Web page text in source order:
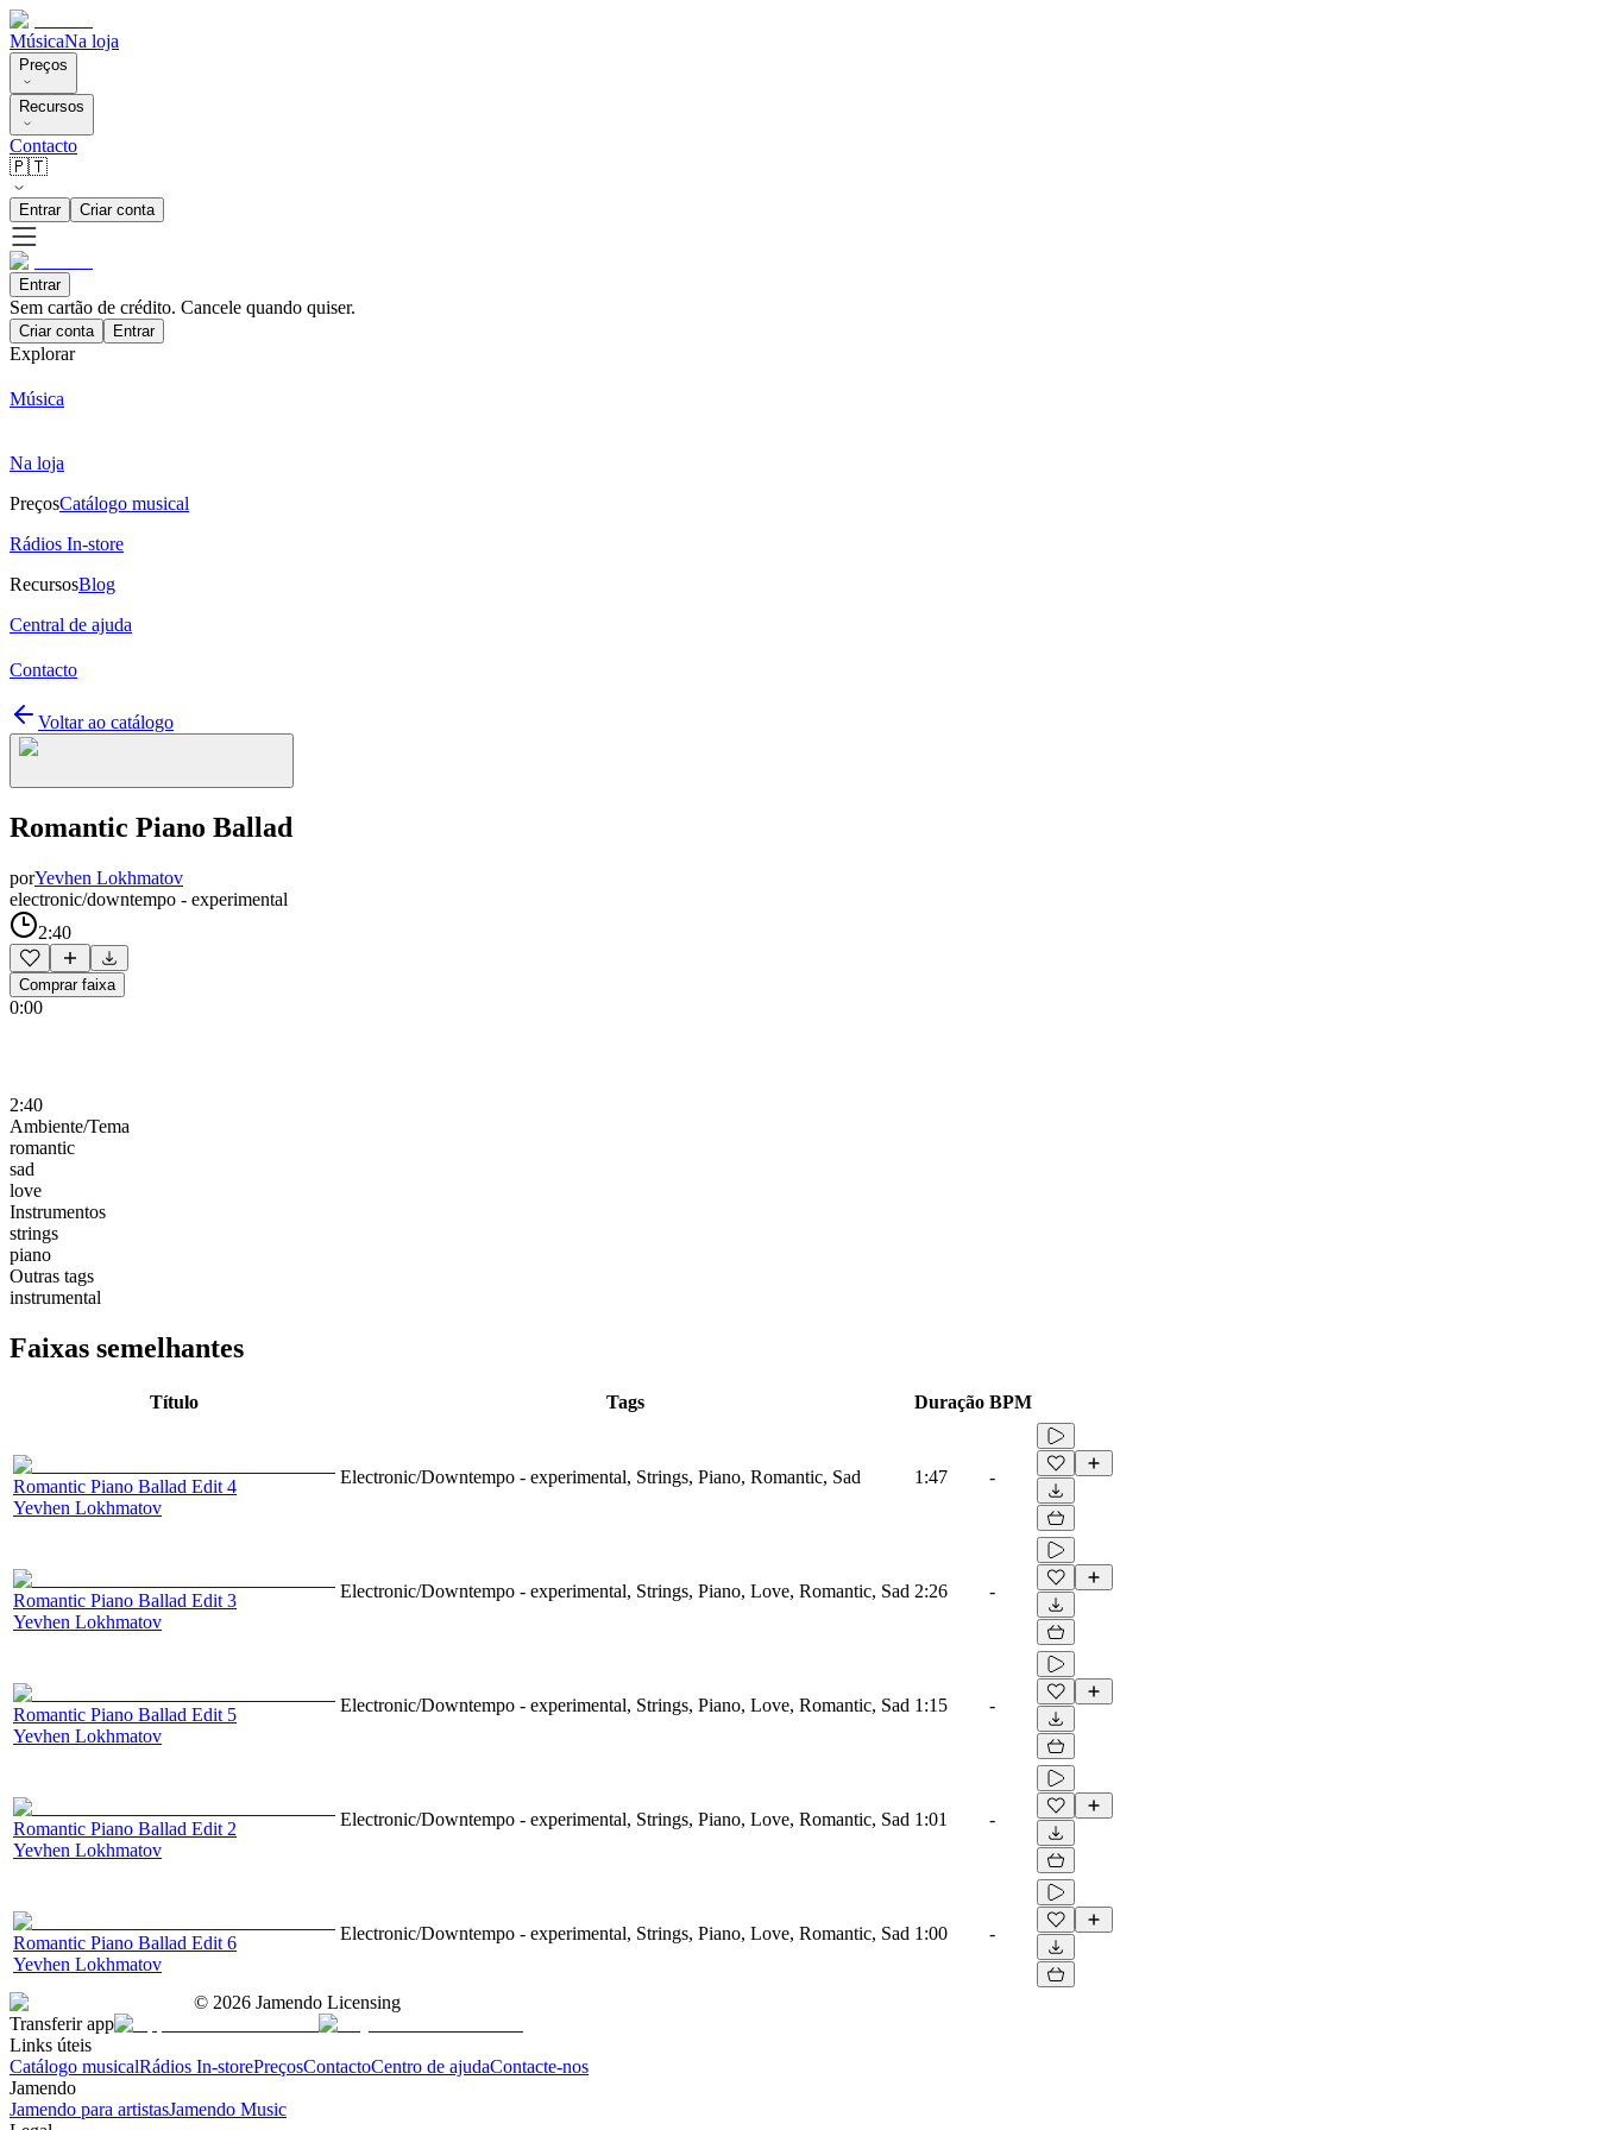
MúsicaNa loja
Preços
Recursos
Contacto
🇵🇹
Entrar Criar conta
Entrar
Sem cartão de crédito. Cancele quando quiser.
Criar conta Entrar
Explorar
Música
Na loja
PreçosCatálogo musical
Rádios In-store
RecursosBlog
Central de ajuda
Contacto
Voltar ao catálogo
Romantic Piano Ballad
porYevhen Lokhmatov
electronic/downtempo - experimental
2:40
Comprar faixa
0:00
2:40
Ambiente/Tema
romantic
sad
love
Instrumentos
strings
piano
Outras tags
instrumental
Faixas semelhantes
Título Tags Duração BPM
Romantic Piano Ballad Edit 4
Yevhen Lokhmatov
Electronic/Downtempo - experimental, Strings, Piano, Romantic, Sad 1:47 -
Romantic Piano Ballad Edit 3
Yevhen Lokhmatov
Electronic/Downtempo - experimental, Strings, Piano, Love, Romantic, Sad 2:26 -
Romantic Piano Ballad Edit 5
Yevhen Lokhmatov
Electronic/Downtempo - experimental, Strings, Piano, Love, Romantic, Sad 1:15 -
Romantic Piano Ballad Edit 2
Yevhen Lokhmatov
Electronic/Downtempo - experimental, Strings, Piano, Love, Romantic, Sad 1:01 -
Romantic Piano Ballad Edit 6
Yevhen Lokhmatov
Electronic/Downtempo - experimental, Strings, Piano, Love, Romantic, Sad 1:00 -
© 2026 Jamendo Licensing
Transferir app
Links úteis
Catálogo musicalRádios In-storePreçosContactoCentro de ajudaContacte-nos
Jamendo
Jamendo para artistasJamendo Music